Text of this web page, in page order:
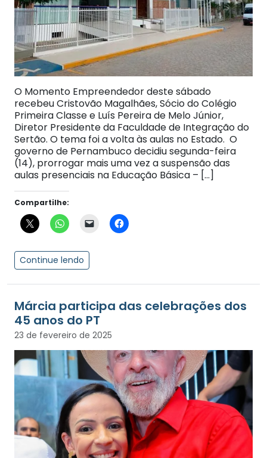
O Momento Empreendedor deste sábado
recebeu Cristovão Magalhães, Sócio do Colégio
Primeira Classe e Luís Pereira de Melo Júnior,
Diretor Presidente da Faculdade de Integração do
Sertão. O tema foi a volta às aulas no Estado. O
governo de Pernambuco decidiu segunda-feira
(14), prorrogar mais uma vez a suspensão das
aulas presenciais na Educação Básica – […]
Compartilhe:
Continue lendo
Márcia participa das celebrações dos
45 anos do PT
23 de fevereiro de 2025